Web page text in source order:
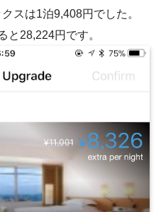
スは1泊9,408円でした。
と28,224円です。